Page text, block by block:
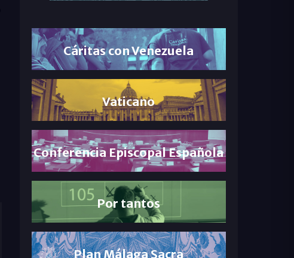
Cáritas con Venezuela
Vaticano
Conferencia Episcopal Española
Por tantos
Plan Málaga Sacra